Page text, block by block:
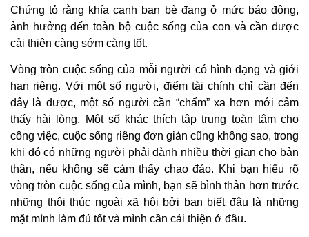
Chứng tỏ rằng khía cạnh bạn bè đang ở mức báo động,
ảnh hưởng đến toàn bộ cuộc sống của con và cần được
cải thiện càng sớm càng tốt.
Vòng tròn cuộc sống của mỗi người có hình dạng và giới
hạn riêng. Với một số người, điểm tài chính chỉ cần đến
đây là được, một số người cần “chấm” xa hơn mới cảm
thấy hài lòng. Một số khác thích tập trung toàn tâm cho
công việc, cuộc sống riêng đơn giản cũng không sao, trong
khi đó có những người phải dành nhiều thời gian cho bản
thân, nếu không sẽ cảm thấy chao đảo. Khi bạn hiểu rõ
vòng tròn cuộc sống của mình, bạn sẽ bình thản hơn trước
những thôi thúc ngoài xã hội bởi bạn biết đâu là những
mặt mình làm đủ tốt và mình cần cải thiện ở đâu.